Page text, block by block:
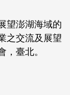
望澎湖海域的
之交流及展望
，臺北。